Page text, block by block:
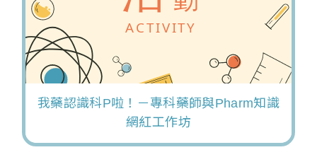
我藥認識科P啦！－專科藥師與Pharm知識
網紅工作坊